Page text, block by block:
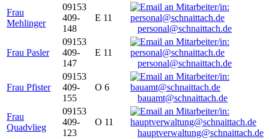
Frau
Mehlinger
09153
409-
148
E 11
personal@schnaittach.de
Frau Pasler
09153
409-
147
E 11
personal@schnaittach.de
Frau Pfister
09153
409-
155
O 6
bauamt@schnaittach.de
Frau
Quadvlieg
09153
409-
123
O 11
hauptverwaltung@schnaittach.de